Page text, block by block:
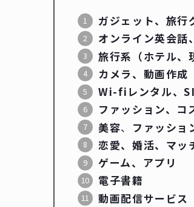
ガジェット、旅行
オンライン英会話
旅行系（ホテル、
カメラ、動画作成
Wi-fiレンタル、
ファッション、コ
美容、 ファッショ
恋愛、婚活、マッ
ゲーム、アプリ
電子書籍
動画配信サービス